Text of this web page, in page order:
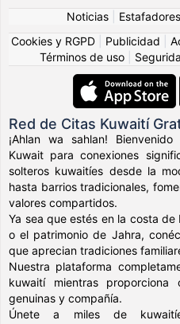
Noticias Estafadores
Cookies y RGPD
Publicidad
Términos de uso
Red de Citas Kuwaití
¡Ahlan wa sahlan!
Kuwait para conexiones
solteros kuwaitíes desde la
hasta barrios tradicionales,
valores compartidos.
Ya sea que estés en la costa
o el patrimonio de Jahra,
que aprecian tradiciones
Nuestra plataforma
kuwaití mientras proporciona
genuinas y compañía.
Únete a miles de